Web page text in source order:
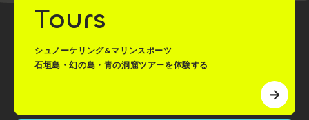
Tours
シュノーケリング&マリンスポーツ
石垣島・幻の島・青の洞窟ツアーを体験する